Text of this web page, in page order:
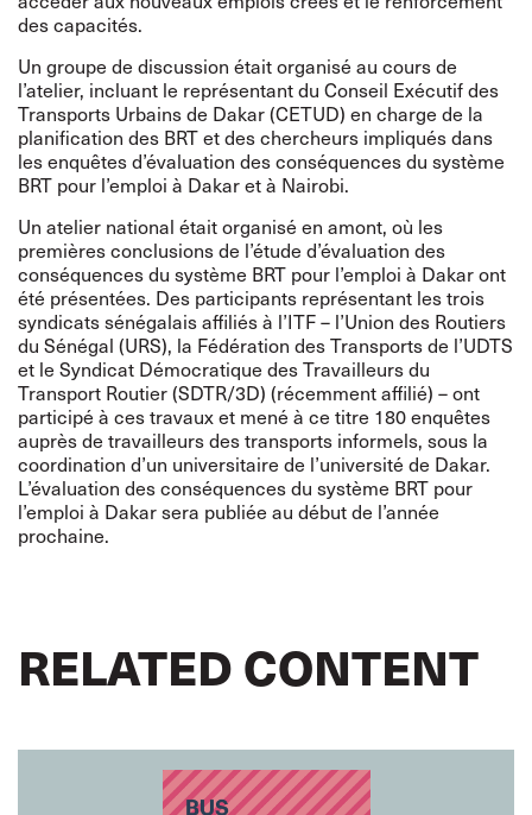
des capacités.
Un groupe de discussion était organisé au cours de
l’atelier, incluant le représentant du Conseil Exécutif des
Transports Urbains de Dakar (CETUD) en charge de la
planification des BRT et des chercheurs impliqués dans
les enquêtes d’évaluation des conséquences du système
BRT pour l’emploi à Dakar et à Nairobi.
Un atelier national était organisé en amont, où les
premières conclusions de l’étude d’évaluation des
conséquences du système BRT pour l’emploi à Dakar ont
été présentées. Des participants représentant les trois
syndicats sénégalais affiliés à l’ITF – l’Union des Routiers
du Sénégal (URS), la Fédération des Transports de l’UDTS
et le Syndicat Démocratique des Travailleurs du
Transport Routier (SDTR/3D) (récemment affilié) – ont
participé à ces travaux et mené à ce titre 180 enquêtes
auprès de travailleurs des transports informels, sous la
coordination d’un universitaire de l’université de Dakar.
L’évaluation des conséquences du système BRT pour
l’emploi à Dakar sera publiée au début de l’année
prochaine.
RELATED CONTENT